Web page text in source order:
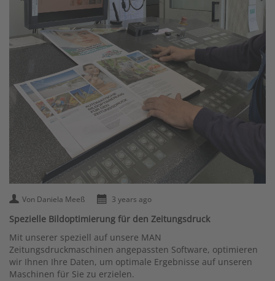
Von Daniela Meeß 3 years ago
Spezielle Bildoptimierung für den Zeitungsdruck
Mit unserer speziell auf unsere MAN
Zeitungsdruckmaschinen angepassten Software, optimieren
wir Ihnen Ihre Daten, um optimale Ergebnisse auf unseren
Maschinen für Sie zu erzielen.